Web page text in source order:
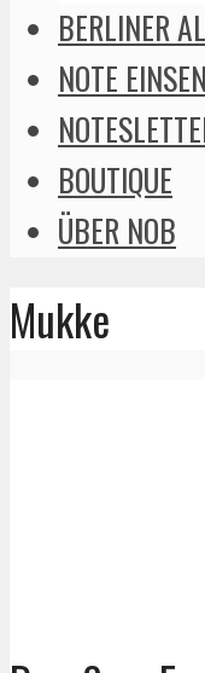
BERLINER
NOTE
BOUTIQUE
ÜBER NOB
Mukke